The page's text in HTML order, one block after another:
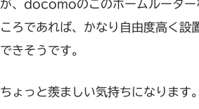
が、docomoのこのホームルータ
ころであれば、かなり自由度高く
できそうです。
ちょっと羨ましい気持ちになります。